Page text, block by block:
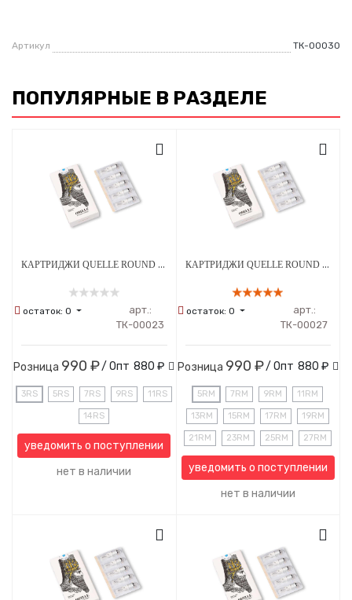
Артикул ТК-00030
ПОПУЛЯРНЫЕ В РАЗДЕЛЕ
КАРТРИДЖИ QUELLE ROUND SHADER 0.30 ММ 20ШТ
остаток: 0
арт.:
ТК-00023
Розница 990 ₽/ Опт 880 ₽
3RS 5RS 7RS 9RS 11RS
14RS
уведомить о поступлении
нет в наличии
КАРТРИДЖИ QUELLE ROUND MAGNUM 0.35 ММ 20ШТ
остаток:0
арт.:
ТК-00027
Розница 990 ₽/ Опт 880 ₽
5RM 7RM 9RM 11RM
13RM 15RM 17RM 19RM
21RM 23RM 25RM 27RM
уведомить о поступлении
нет в наличии